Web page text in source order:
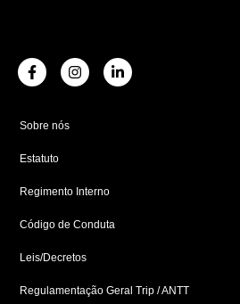
F
a
b
o
k
f
I
n
L
i
Sobre nós
Estatuto
Regimento Interno
Código de Conduta
Leis/Decretos
Regulamentação Geral Trip / ANTT